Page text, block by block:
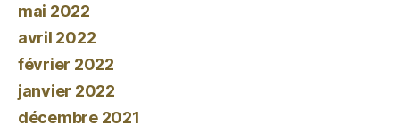
mai 2022
avril 2022
février 2022
janvier 2022
décembre 2021